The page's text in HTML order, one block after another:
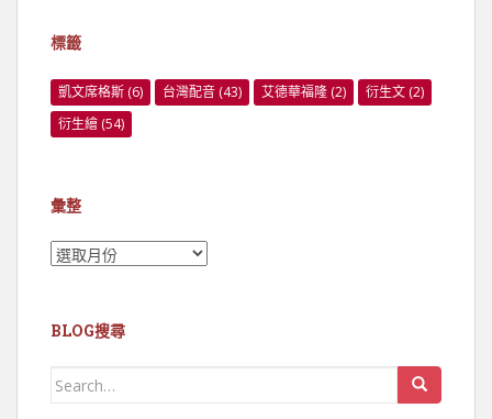
標籤
凱文席格斯 (6) 台灣配音 (43) 艾德華福隆 (2) 衍生文 (2)
衍生繪 (54)
彙整
彙
BLOG搜尋
Search